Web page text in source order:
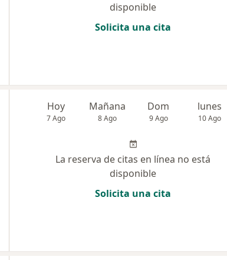
disponible
Solicita una cita
Hoy
7 Ago
Mañana
8 Ago
Dom
9 Ago
lunes
10 Ago
La reserva de citas en línea no está
disponible
Solicita una cita